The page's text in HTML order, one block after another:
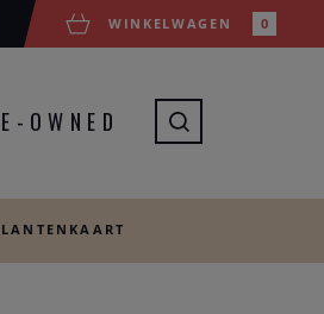
WINKELWAGEN 0
OWNED